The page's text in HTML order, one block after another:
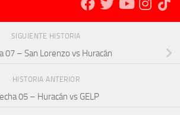
SIGUIENTE HISTORIA
07 – San Lorenzo vs Huracán
HISTORIA ANTERIOR
05 – Huracán vs GELP